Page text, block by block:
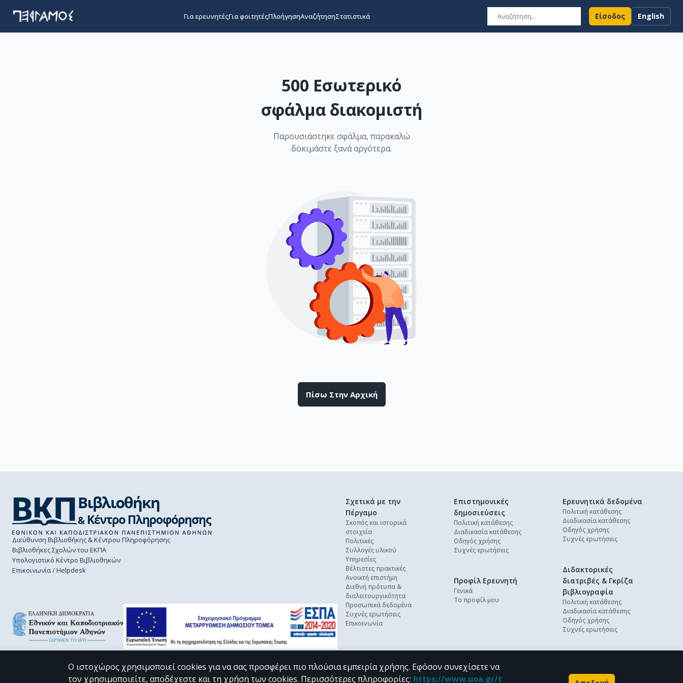
Για ερευνητέςΓια φοιτητέςΠλοήγησηΑναζήτησηΣτατιστικά Είσοδος English
500 Εσωτερικό
σφάλμα διακομιστή
Παρουσιάστηκε σφάλμα, παρακαλώ
δοκιμάστε ξανά αργότερα.
Πίσω Στην Αρχική
Διεύθυνση Βιβλιοθήκης & Κέντρου Πληροφόρησης
Βιβλιοθήκες Σχολών του ΕΚΠΑ
Υπολογιστικό Κέντρο Βιβλιοθηκών
Επικοινωνία / Helpdesk
Σχετικά με την
Πέργαμο
Σκοπός και ιστορικά
στοιχεία
Πολιτικές
Συλλογές υλικού
Υπηρεσίες
Βέλτιστες πρακτικές
Ανοικτή επιστήμη
Διεθνή πρότυπα &
διαλειτουργικότητα
Προσωπικά δεδομένα
Συχνές ερωτήσεις
Επικοινωνία
Επιστημονικές
δημοσιεύσεις
Πολιτική κατάθεσης
Διαδικασία κατάθεσης
Οδηγός χρήσης
Συχνές ερωτήσεις
Ερευνητικά δεδομένα
Πολιτική κατάθεσης
Διαδικασία κατάθεσης
Οδηγός χρήσης
Συχνές ερωτήσεις
Διδακτορικές
διατριβές & Γκρίζα
βιβλιογραφία
Πολιτική κατάθεσης
Διαδικασία κατάθεσης
Οδηγός χρήσης
Συχνές ερωτήσεις
Προφίλ Ερευνητή
Γενικά
Το προφίλ μου
Ο ιστοχώρος χρησιμοποιεί cookies για να σας προσφέρει πιο πλούσια εμπειρία χρήσης. Εφόσον συνεχίσετε να
τον χρησιμοποιείτε, αποδέχεστε και τη χρήση των cookies. Περισσότερες πληροφορίες: https://www.uoa.gr/t